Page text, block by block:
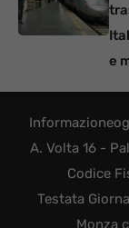
e
A. Volta 16 -
Codice
Testata
Monza